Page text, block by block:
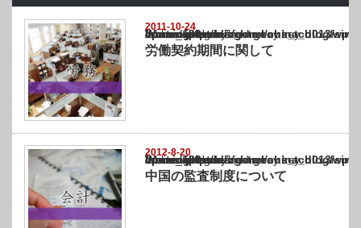
2011-10-24
Warning
: Undefined array key "show_category" in
/home/netst/kuno-cpa.co.jp/public_html/china_blog/wp-content/themes/
on line183
労働契約期間に関して
2012-8-20
Warning
: Undefined array key "show_category" in
/home/netst/kuno-cpa.co.jp/public_html/china_blog/wp-content/themes/
on line183
中国の監査制度について